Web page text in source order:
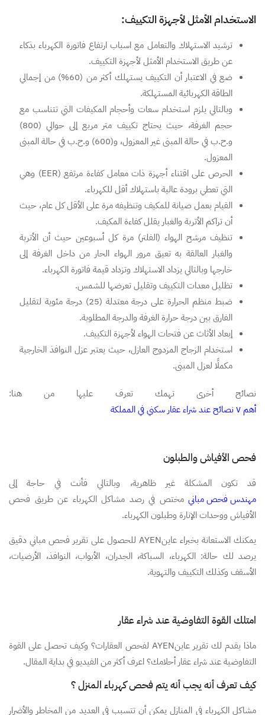
الاستخدام الأمثل لأجهزة التكييف:
ترشيد الاستهلاك والتعامل مع اسباب ارتفاع فاتورة الكهرباء بذكاء
عن طريق الاستخدام الأمثل لأجهزة التكييف.
ضع في الاعتبار أن التكييف يستهلك أكثر من (60%) من إجمالي
الطاقة الكهربائية المستهلكة.
وبالتالي يلزم استخدام سعات وأحجام المكيفات التي تتناسب مع
حجم الغرفة، حيث يحتاج تكييف متر مربع إلى حوالي (800)
و.ح.ب في حالة المبنى غير المعزول، و(600) و.ح.ب في حالة المبنى
المعزول.
الحرص على اقتناء أجهزة ذات معامل كفاءة مرتفع (EER) وهي
التي تعطي برودة عالية باستهلاك أقل للكهرباء.
القيام بعمل صيانة للمكيف وتنظيفه مرة على الأقل كل عام، حيث
أن تراكم الأتربة والغبار يقلل كفاءة المكيف.
تنظيف مرشح الهواء (الفلتر) مرة كل أسبوعين حيث أن الأتربة
والغبار العالقة به تعيق مرور الهواء الحار من داخل الغرفة إلى
خارجها وبالتالي يزداد الاستهلاك وتزداد قيمة فاتورة الكهرباء.
تظليل معدات التكييف وتقليل تعرضها للشمس.
ضبط منظم الحرارة على درجة معتدلة (25) درجة مئوية لتقليل
الفارق بين درجة حرارة الغرفة والدرجة المطلوبة.
إبعاد الأثاث عن فتحات الهواء لأجهزة التكييف.
استخدام الزجاج المزدوج العازل، حيث يعتبر عزل النوافذ الخارجية
مكملًا لعزل المبنى.
نصائح أخرى تهمك تعرف عليها من هنا:
أهم ٧ نصائح عند شراء عقار سكني في المملكة
فحص الأفياش والطبلون
قد تكون المشكلة غير ظاهرية، وبالتالي فأنت في حاجة إلى
مهندس فحص مباني مختص في رصد مشاكل الكهرباء عن طريق فحص
الأفياش ووحدات الإنارة وطبلون الكهرباء.
يمكنك الاستعانة بخبراء عاينAYEN للحصول على تقرير فحص مباني دقيق
يرصد لك حالة: الكهرباء، السباكة، الجدران، الأبواب، النوافذ، الأرضيات،
الأسقف وكذلك التكييف والتهوية.
امتلك القوة التفاوضية عند شراء عقار
ماذا يقدم لك تقرير عاينAYEN لفحص العقارات؟ وكيف تحصل على القوة
التفاوضية عند شراء عقار أحلامك؟ اعرف أكثر من الفيديو في بداية المقال.
كيف تعرف أنه يجب أنه يتم فحص كهرباء المنزل ؟
مشاكل الكهرباء في المنازل يمكن أن تتسبب في العديد من المخاطر والأضرار